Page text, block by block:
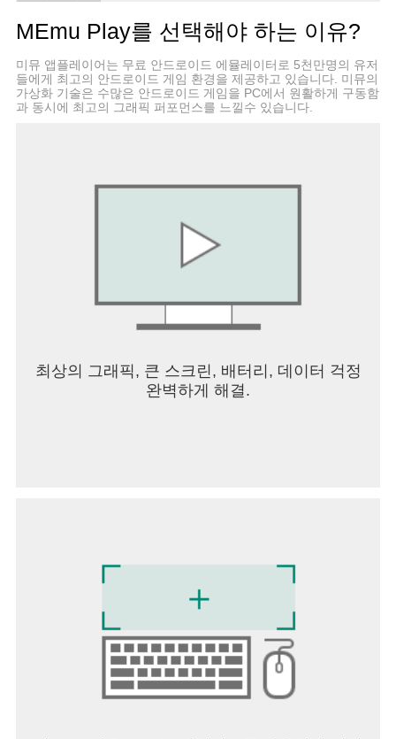
방치를 시작하기 전에 최고 진영과 전략을 세팅해
▶ 공식 웹페이지 및 채널 ◀
*공식 홈페이지: www.solar-revival.co.kr
*공식 카페: cafe.naver.com/solarrevival
*공식 페이스북: www.facebook.com/솔라-리바이벌-
--------------------------------------
저장하거나 불러드릴 때 사용합니다.
[선택적 접근권한]
비스의 이용이 가능합니다.
[접근권한 철회 방법]
▶ 안드로이드 6.0 이상: 설정 > 앱 > 권한 항목 선택
MEmu Play를 선택해야 하는 이유?
미뮤 앱플레이어는 무료 안드로이드 에뮬레이터로 5천만명의 유저
들에게 최고의 안드로이드 게임 환경을 제공하고 있습니다. 미뮤의
가상화 기술은 수많은 안드로이드 게임을 PC에서 원활하게 구동함
과 동시에 최고의 그래픽 퍼포먼스를 느낄수 있습니다.
최상의 그래픽, 큰 스크린, 배터리, 데이터 걱정
완벽하게 해결.